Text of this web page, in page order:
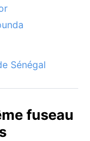
Sénégal
fuseau